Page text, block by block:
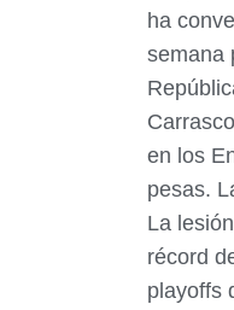
ha
semana
en los
pesas.
La
récord
playoffs